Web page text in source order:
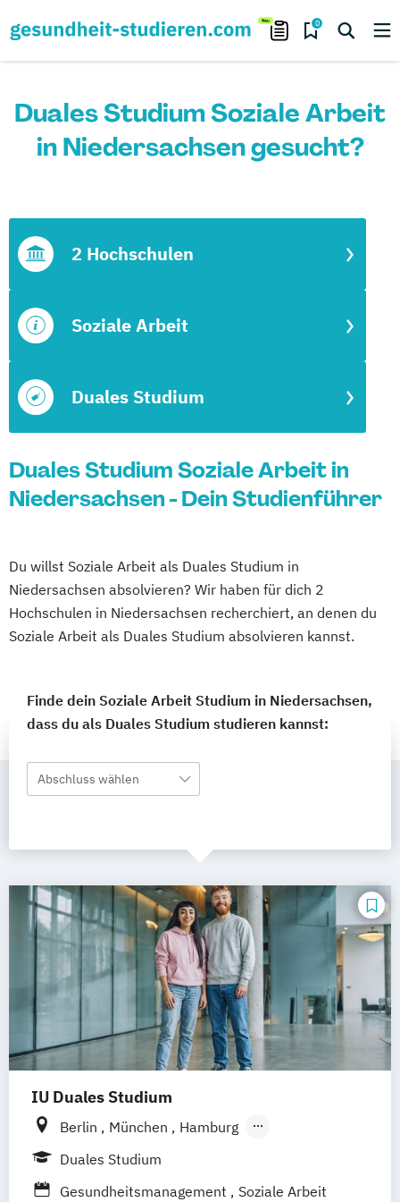
0
Duales Studium Soziale Arbeit
in Niedersachsen gesucht?
Duales Studium
Soziale Arbeit
2 Hochschulen
Duales Studium Soziale Arbeit in
Niedersachsen - Dein Studienführer
Du willst Soziale Arbeit als Duales Studium in
Niedersachsen absolvieren? Wir haben für dich 2
Hochschulen in Niedersachsen recherchiert, an denen du
Soziale Arbeit als Duales Studium absolvieren kannst.
Finde dein Soziale Arbeit Studium in Niedersachsen,
dass du als Duales Studium studieren kannst:
Abschluss wählen
IU Duales Studium
Berlin München
Hamburg
Frankfurt am Main
Duales Studium
Gesundheitsmanagement
Soziale Arbeit